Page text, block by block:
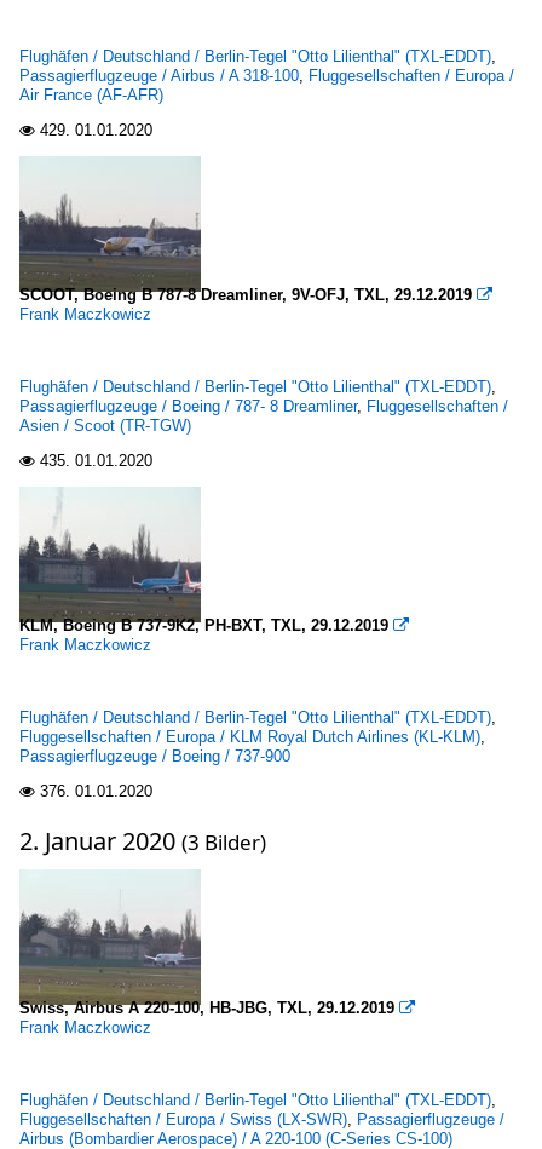
Flughäfen / Deutschland / Berlin-Tegel "Otto Lilienthal" (TXL-EDDT),
Passagierflugzeuge / Airbus / A 318-100, Fluggesellschaften / Europa /
Air France (AF-AFR)
 429. 01.01.2020
SCOOT, Boeing B 787-8 Dreamliner, 9V-OFJ, TXL, 29.12.2019 
Frank Maczkowicz
Flughäfen / Deutschland / Berlin-Tegel "Otto Lilienthal" (TXL-EDDT),
Passagierflugzeuge / Boeing / 787- 8 Dreamliner, Fluggesellschaften /
Asien / Scoot (TR-TGW)
 435. 01.01.2020
KLM, Boeing B 737-9K2, PH-BXT, TXL, 29.12.2019 
Frank Maczkowicz
Flughäfen / Deutschland / Berlin-Tegel "Otto Lilienthal" (TXL-EDDT),
Fluggesellschaften / Europa / KLM Royal Dutch Airlines (KL-KLM),
Passagierflugzeuge / Boeing / 737-900
 376. 01.01.2020
2. Januar 2020 (3 Bilder)
Swiss, Airbus A 220-100, HB-JBG, TXL, 29.12.2019 
Frank Maczkowicz
Flughäfen / Deutschland / Berlin-Tegel "Otto Lilienthal" (TXL-EDDT),
Fluggesellschaften / Europa / Swiss (LX-SWR), Passagierflugzeuge /
Airbus (Bombardier Aerospace) / A 220-100 (C-Series CS-100)